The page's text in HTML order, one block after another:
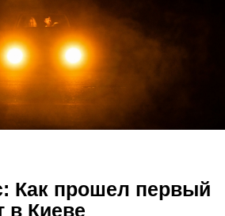
Как прошел первый
в Киеве